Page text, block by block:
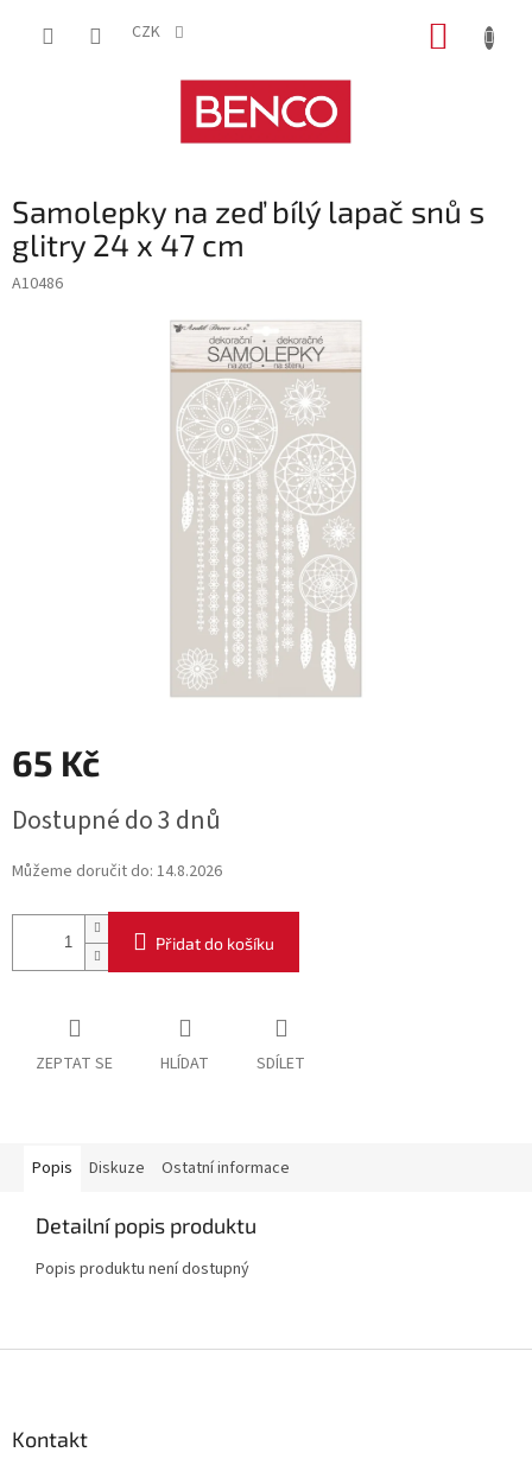
CZK
Samolepky na zeď bílý lapač snů s
glitry 24 x 47 cm
A10486
65 Kč
cena:
Dostupné do 3 dnů
Můžeme doručit do: 14.8.2026
Přidat do košíku
ZEPTAT SE HLÍDAT SDÍLET
Popis Diskuze Ostatní informace
Detailní popis produktu
Popis produktu není dostupný
Kontakt